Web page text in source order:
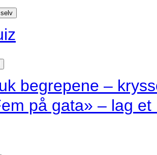
begrepene –
på gata» – lag et